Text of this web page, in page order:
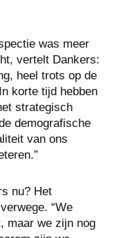
was meer
vertelt Dankers:
heel trots op de
korte tijd hebben
strategisch
demografische
van ons
nu? Het
“We
maar we zijn nog